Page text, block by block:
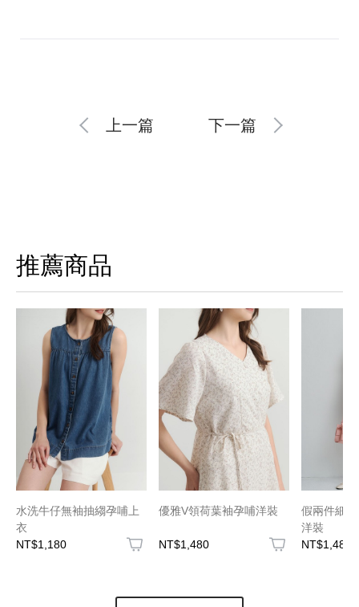
上一篇 下一篇
推薦商品
水洗牛仔無袖抽縐孕哺上
衣
NT$1,180
優雅V領荷葉袖孕哺洋裝
NT$1,480
假兩件細
洋裝
NT$1,480